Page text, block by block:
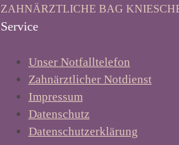
ZAHNÄRZTLICHE BAG
Service
Unser Notfalltelefon
Zahnärztlicher Notdienst
Impressum
Datenschutz
Datenschutzerklärung